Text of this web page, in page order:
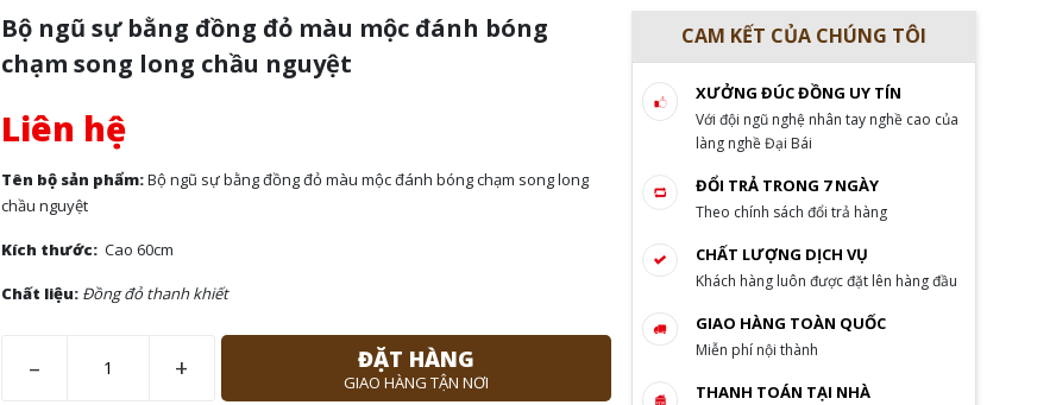
Bộ ngũ sự bằng đồng đỏ màu mộc đánh bóng
chạm song long chầu nguyệt
Liên hệ
Tên bộ sản phẩm:Bộ ngũ sự bằng đồng đỏ màu mộc đánh bóng chạm song long
chầu nguyệt
Kích thước: Cao 60cm
Chất liệu: Đồng đỏ thanh khiết
– + ĐẶT HÀNG
GIAO HÀNG TẬN NƠI
CAM KẾT CỦA CHÚNG TÔI
XƯỞNG ĐÚC ĐỒNG UY TÍN
Với đội ngũ nghệ nhân tay nghề cao của
làng nghề Đại Bái
ĐỔI TRẢ TRONG 7 NGÀY
Theo chính sách đổi trả hàng
CHẤT LƯỢNG DỊCH VỤ
Khách hàng luôn được đặt lên hàng đầu
GIAO HÀNG TOÀN QUỐC
Miễn phí nội thành
THANH TOÁN TẠI NHÀ